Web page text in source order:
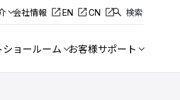
会社情報 EN CN 検索
ショールーム お客様サポート